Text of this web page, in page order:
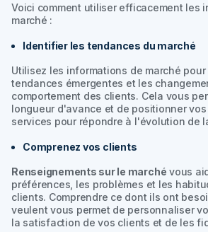
Voici comment utiliser efficacement les
marché :
Identifier les tendances du marché
Utilisez les informations de marché
tendances émergentes et les
comportement des clients. Cela vous
longueur d'avance et de positionner
services pour répondre à l'évolution de
Comprenez vos clients
Renseignements sur le marché vous
préférences, les problèmes et les
clients. Comprendre ce dont ils ont
veulent vous permet de personnaliser
la satisfaction de vos clients et de les